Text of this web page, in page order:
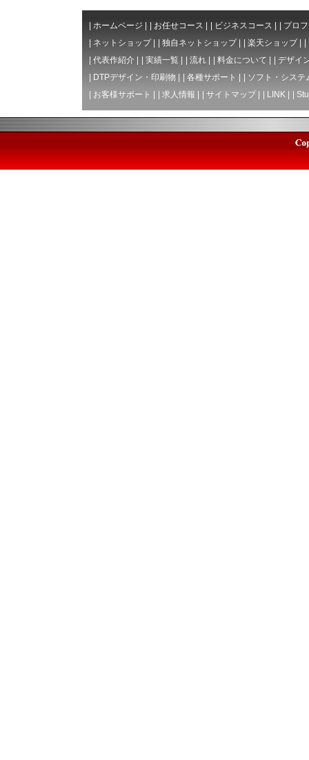
ホームページ お任せコース ビジネスコース
プロ
ネットショップ| 独自ネットショップ| 楽天ショップ|
代表作紹介| 実績一覧 流れ| 料金について
デザイ
DTPデザイン・印刷物 各種サポート
ソフト・システ
お客様サポート 求人情報 サイトマップ| LINK|